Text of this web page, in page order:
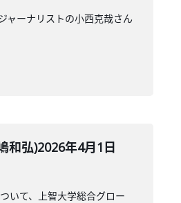
ャーナリストの小西克哉さん
和弘)2026年4月1日
いて、上智大学総合グロー